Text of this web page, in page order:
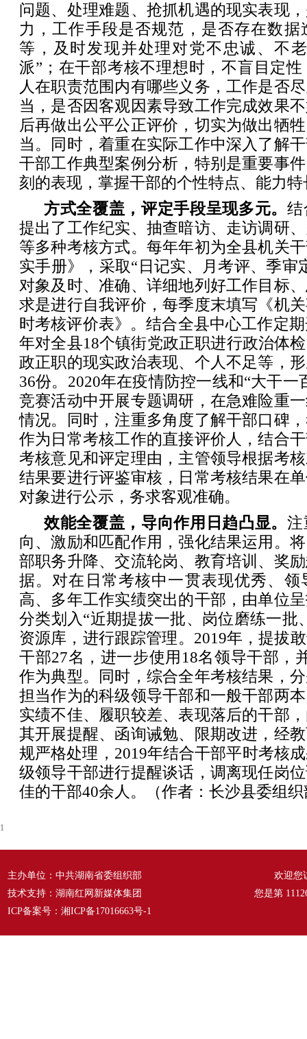
问题、处理难题、抢抓机遇的现实表现
力，工作手段是否规范，是否存在数
等，及时发现并处理对党不忠诚、不
派”；在干部考核不理想时，不盲目定
人在职责范围内有哪些义务，工作是否
当，是否因客观因素导致工作完成效果
后再做出公平公正评价，切实为做出牺
当。同时，着重在实际工作中深入了解
干部工作典型案例分析，特别是重要事
刻的表现，掌握干部的个性特点、能力
方式全覆盖，评定手段呈现多元。 结
提出了工作纪实、抽查暗访、走访调研
等多种考核方式。每年年初为全县机关
实手册》，采取“日记实、月考评、季审
对象及时、准确、详细地列好工作目标
求是进行自我评价，每季度末填写《机
时考核评价表》。结合全县中心工作定
年对全县18个镇街党政正职进行政治体
政正职的现实政治表现、个人不足等，
36份。2020年在疫情防控一线和“大干一
竞赛活动中开展专题调研，在急难险重
情况。同时，注重多角度了解干部口碑
作为日常考核工作的直接评价人，结合
考核意见和评定理由，主管领导根据考
结果要进行评鉴审核，日常考核结果在
对象进行公示，务求客观准确。
效能全覆盖，导向作用日趋凸显。 注
向、激励和匹配作用，强化结果运用。
部职务升降、交流轮岗、教育培训、奖
据。对在日常考核中一贯表现优秀、领
高、多年工作实绩突出的干部，由单位
分类划入“近期提拔一批、岗位磨练一批
资源库，进行跟踪管理。2019年，提拔
干部27名，进一步使用18名领导干部，
作为典型。同时，综合全年考核结果，
担当作为的科级领导干部和一般干部两
实绩不佳、履职较差、表现落后的干部
其开展提醒、函询诫勉、限期改进，经
规严格处理，2019年结合干部平时考核
级领导干部进行提醒谈话，调离现任岗
佳的干部40余人。
（作者：长沙县委组
1
主办单位：中共湖南省委组织部
技术支持：湖南红网新媒体集团
ICP备案号： 湘ICP备17016663号-1
欢迎您
您是第